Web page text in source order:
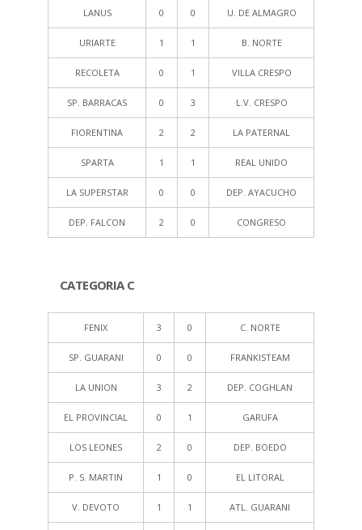
LANUS 0 0 U. DE ALMAGRO
URIARTE 1 1 B. NORTE
RECOLETA 0 1 VILLA CRESPO
SP. BARRACAS 0 3 L.V. CRESPO
FIORENTINA 2 2 LA PATERNAL
SPARTA 1 1 REAL UNIDO
LA SUPERSTAR 0 0 DEP. AYACUCHO
DEP. FALCON 2 0 CONGRESO
CATEGORIA C
FENIX 3 0 C. NORTE
SP. GUARANI 0 0 FRANKISTEAM
LA UNION 3 2 DEP. COGHLAN
EL PROVINCIAL 0 1 GARUFA
LOS LEONES 2 0 DEP. BOEDO
P. S. MARTIN 1 0 EL LITORAL
V. DEVOTO 1 1 ATL. GUARANI